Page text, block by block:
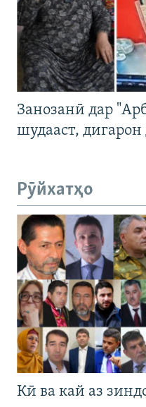
Занозанӣ дар
шудааст, дигарон
Рӯйхатҳо
Кӣ ва кай аз